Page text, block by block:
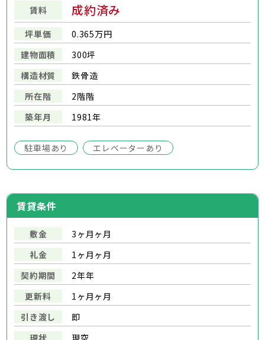
賃料
成約済み
坪単価
0.365万円
建物面積
300坪
構造材質
鉄骨造
所在階
2階階
築年月
1981年
駐車場あり エレベーターあり
賃貸条件
敷金
3ヶ月ヶ月
礼金
1ヶ月ヶ月
契約期間
2年年
更新料
1ヶ月ヶ月
引き渡し
即
現状
現空